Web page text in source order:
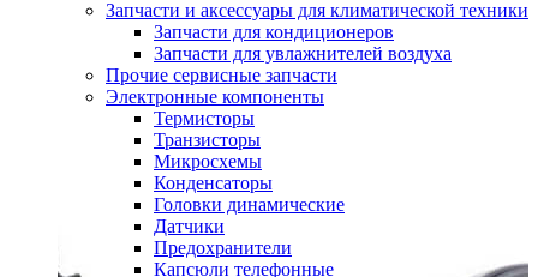
Запчасти и аксессуары для климатической техники
Запчасти для кондиционеров
Запчасти для увлажнителей воздуха
Прочие сервисные запчасти
Электронные компоненты
Термисторы
Транзисторы
Микросхемы
Конденсаторы
Головки динамические
Датчики
Предохранители
Капсюли телефонные